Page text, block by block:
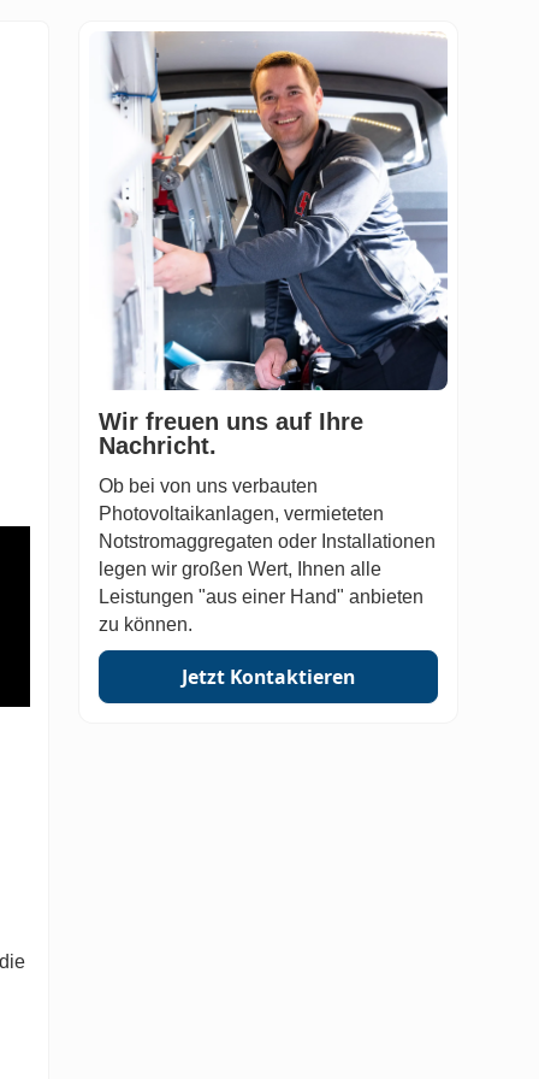
Wir freuen uns auf Ihre
Nachricht.
Ob bei von uns verbauten
Photovoltaikanlagen, vermieteten
Notstromaggregaten oder Installationen
legen wir großen Wert, Ihnen alle
Leistungen "aus einer Hand" anbieten
zu können.
Jetzt Kontaktieren